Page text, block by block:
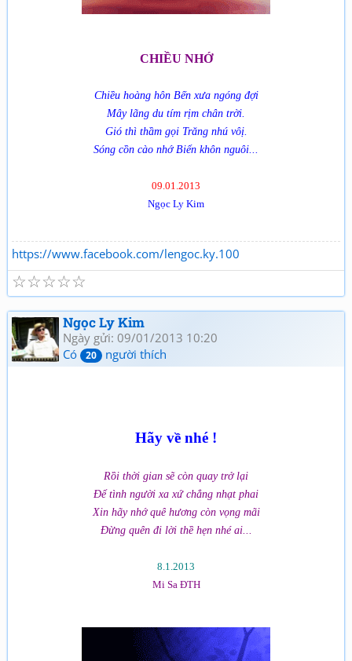
CHIỀU NHỚ
Chiều hoàng hôn Bến xưa ngóng đợi
Mây lãng du tím rịm chân trời.
Gió thì thầm gọi Trăng nhú vôị.
Sóng cồn cào nhớ Biển khôn nguôi...
09.01.2013
Ngọc Ly Kim
https://www.facebook.com/lengoc.ky.100
☆
☆
☆
☆
☆
Ngọc Ly Kim
Ngày gửi: 09/01/2013 10:20
Có
20 người thích
Hãy về nhé !
Rồi thời gian sẽ còn quay trở lại
Để tình người xa xứ chẳng nhạt phai
Xin hãy nhớ quê hương còn vọng mãi
Đừng quên đi lời thề hẹn nhé ai...
8.1.2013
Mi Sa ĐTH